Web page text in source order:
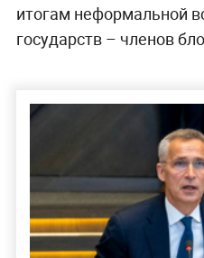
итогам неформальной
государств – членов